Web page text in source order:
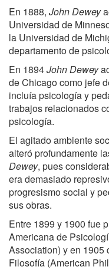
En 1888, John Dewey
Universidad de
la Universidad de
departamento de
En 1894John Dewey
de Chicago como jefe
incluía psicología y
trabajos relacionados
psicología.
El agitado ambiente
alteró profundamente
Dewey, pues
era demasiado
progresismo social y
sus obras.
Entre 1899 y 1900 fue
Americana de
Association) y en 1905
Filosofía (American